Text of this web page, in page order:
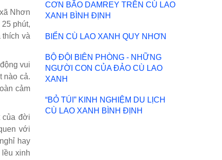
Nhơn
phút,
thích và
vui
nào cả.
cảm
của đời
với
hay
xinh
CƠN BÃO DAMREY TRÊN CÙ LAO
XANH BÌNH ĐỊNH
BIỂN CÙ LAO XANH QUY NHƠN
BỘ ĐỘI BIÊN PHÒNG - NHỮNG
NGƯỜI CON CỦA ĐẢO CÙ LAO
XANH
“BỎ TÚI” KINH NGHIỆM DU LỊCH
CÙ LAO XANH BÌNH ĐỊNH